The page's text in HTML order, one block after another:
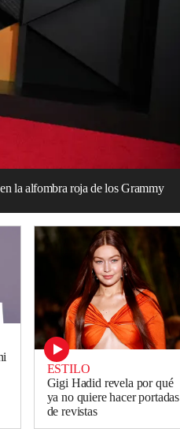
la alfombra roja de los Grammy
ESTILO
Gigi Hadid revela por qué
ya no quiere hacer portadas
de revistas